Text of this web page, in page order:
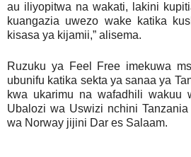
au iliyopitwa na wakati, lakini
kuangazia uwezo wake katika
kisasa ya kijamii,” alisema.
Ruzuku ya Feel Free imekuwa
ubunifu katika sekta ya sanaa ya
kwa ukarimu na wafadhili wakuu
Ubalozi wa Uswizi nchini
wa Norway jijini Dar es Salaam.